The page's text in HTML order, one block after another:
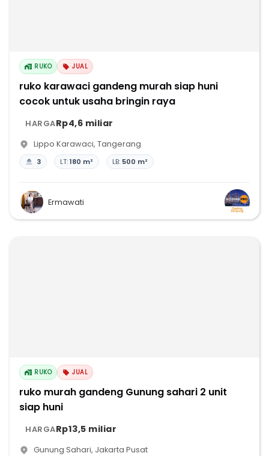
RUKO JUAL
ruko karawaci gandeng murah siap huni
cocok untuk usaha bringin raya
HARGARp4,6 miliar
Lippo Karawaci, Tangerang
3 LT:180 m² LB: 500 m²
Ermawati
RUKO JUAL
ruko murah gandeng Gunung sahari 2 unit
siap huni
HARGARp13,5 miliar
Gunung Sahari, Jakarta Pusat